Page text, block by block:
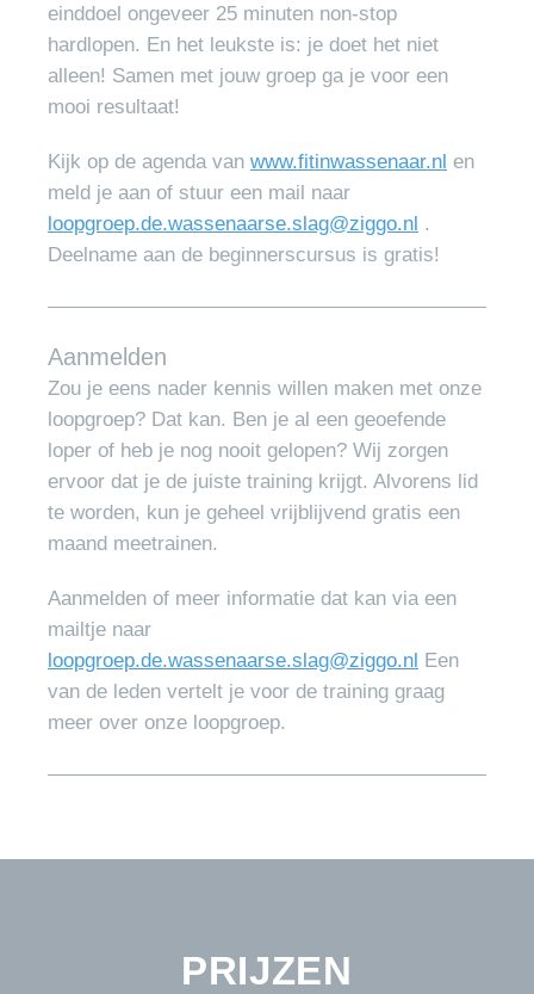
einddoel ongeveer 25 minuten non-stop
hardlopen. En het leukste is: je doet het niet
alleen! Samen met jouw groep ga je voor een
mooi resultaat!
Kijk op de agenda van www.fitinwassenaar.nl en
meld je aan of stuur een mail naar
loopgroep.de.wassenaarse.slag@ziggo.nl .
Deelname aan de beginnerscursus is gratis!
Aanmelden
Zou je eens nader kennis willen maken met onze
loopgroep? Dat kan. Ben je al een geoefende
loper of heb je nog nooit gelopen? Wij zorgen
ervoor dat je de juiste training krijgt. Alvorens lid
te worden, kun je geheel vrijblijvend gratis een
maand meetrainen.
Aanmelden of meer informatie dat kan via een
mailtje naar
loopgroep.de.wassenaarse.slag@ziggo.nl Een
van de leden vertelt je voor de training graag
meer over onze loopgroep.
PRIJZEN